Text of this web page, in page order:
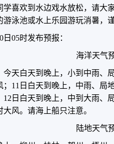
学喜欢到水边戏水放松，请大
游泳池或水上乐园游玩消暑，
05时发布预报：
海洋天气
今天白天到晚上，小到中雨、
；11日白天到晚上，中雨、局
12日白天到晚上，中到大雨、
风。请海上船只注意。
陆地天气